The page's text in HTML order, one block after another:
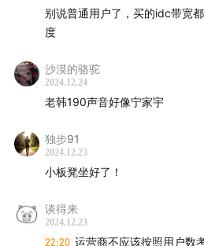
别说普通用户了，买的idc带宽
度
沙漠的骆驼
2024.12.24
老韩190声音好像宁家宇
独步91
2024.12.23
小板凳坐好了！
谈得来
2024.12.23
22:20 运营商不应该按照用户数